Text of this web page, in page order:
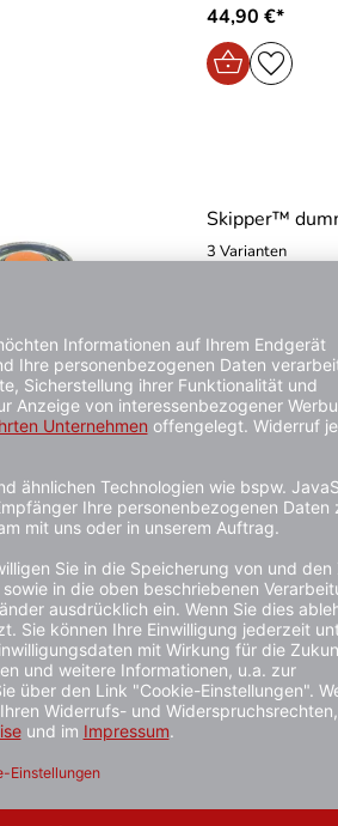
44,90 €*
weiß leuchtend
Skipper™
3 Varianten
Halterung
Skipper
58,90 €*